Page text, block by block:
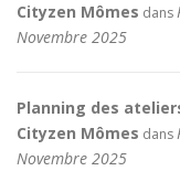
Cityzen Mômes dans
Novembre 2025
Planning des
Cityzen Mômes dans
Novembre 2025